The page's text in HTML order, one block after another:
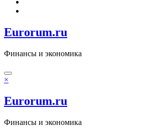
Eurorum.ru
Финансы и экономика
×
Eurorum.ru
Финансы и экономика